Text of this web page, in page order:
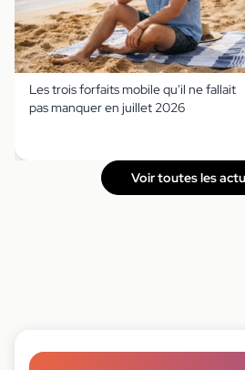
Les trois forfaits mobile qu'il ne fallait
pas manquer en juillet 2026
Voir toutes les